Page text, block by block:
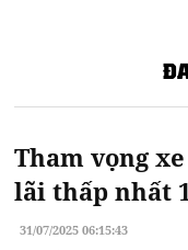
Tham vọng
lãi thấp nhất
31/07/2025 06:15:43